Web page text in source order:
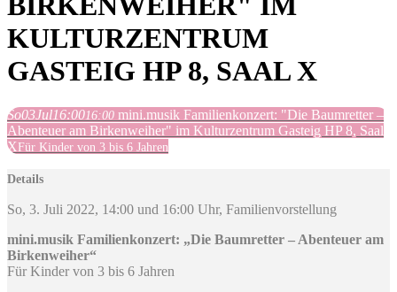
KULTURZENTRUM
GASTEIG HP 8, SAAL X
So03Jul16:0016:00 mini.musik Familienkonzert: "Die Baumretter –
Abenteuer am Birkenweiher" im Kulturzentrum Gasteig HP 8, Saal
XFür Kinder von 3 bis 6 Jahren
Details
So, 3. Juli 2022, 14:00 und 16:00 Uhr, Familienvorstellung
mini.musik Familienkonzert: „Die Baumretter – Abenteuer am
Birkenweiher“
Für Kinder von 3 bis 6 Jahren